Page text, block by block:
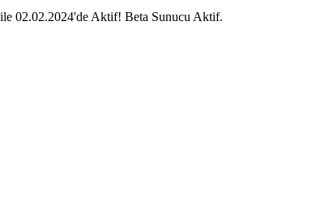
02.02.2024'de Aktif! Beta Sunucu Aktif.